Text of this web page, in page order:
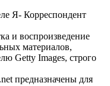
Я- Корреспондент
и воспроизведение
материалов,
Getty Images, строго
предназначены для